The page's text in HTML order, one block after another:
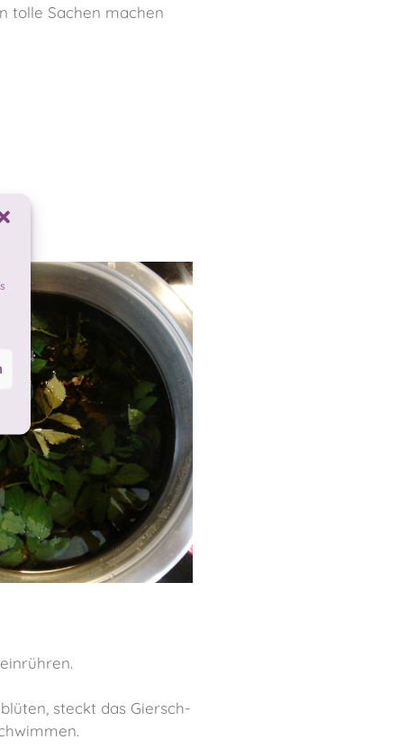
tolle Sachen machen
steckt das Giersch-